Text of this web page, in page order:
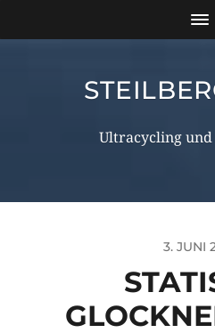
Ultracycling und
3. JUNI